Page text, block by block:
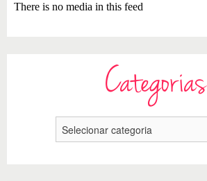
There is no media in this feed
Categorias